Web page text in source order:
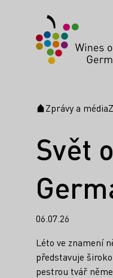
Úvodní stránka
Zprávy a média
Svět
06.07.26
Léto ve znamení
představuje
pestrou tvář